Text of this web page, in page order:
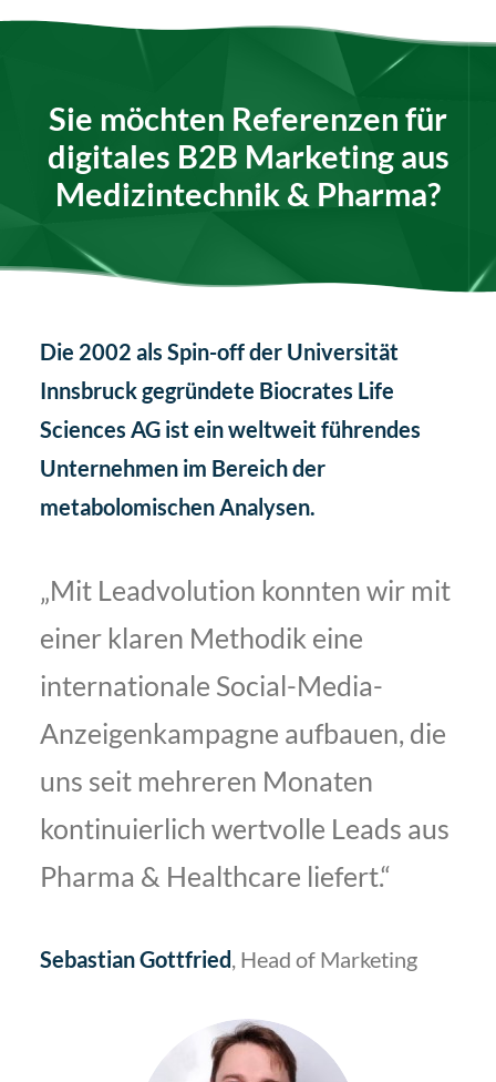
Sie möchten Referenzen für
digitales B2B Marketing aus
Medizintechnik & Pharma?
Die 2002 als Spin-off der Universität
Innsbruck gegründete Biocrates Life
Sciences AG ist ein weltweit führendes
Unternehmen im Bereich der
metabolomischen Analysen.
„Mit Leadvolution konnten wir mit
einer klaren Methodik eine
internationale Social-Media-
Anzeigenkampagne aufbauen, die
uns seit mehreren Monaten
kontinuierlich wertvolle Leads aus
Pharma & Healthcare liefert.“
Sebastian Gottfried, Head of Marketing